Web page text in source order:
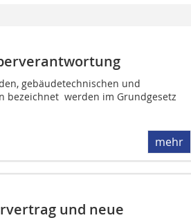
gebäudetechnischen und
bezeichnet  werden im Grundgesetz
mehr
und neue